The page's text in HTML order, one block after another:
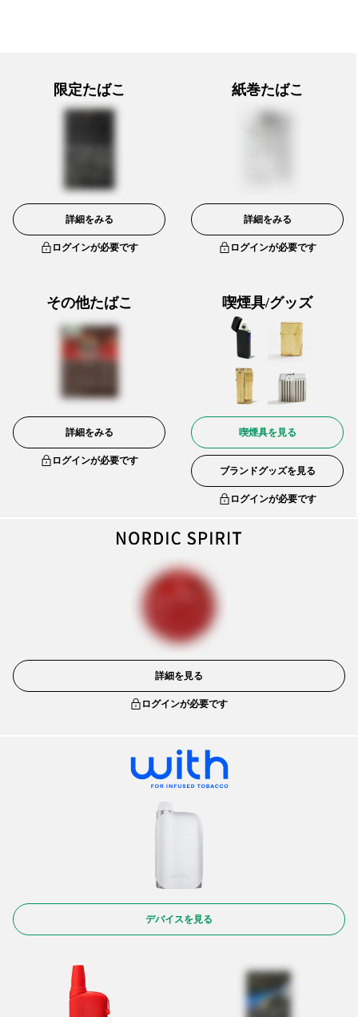
限定たばこ
詳細をみる
ログインが必要です
紙巻たばこ
詳細をみる
ログインが必要です
その他たばこ
詳細をみる
ログインが必要です
喫煙具/グッズ
喫煙具を見る
ブランドグッズを見る
ログインが必要です
詳細を見る
ログインが必要です
デバイスを見る